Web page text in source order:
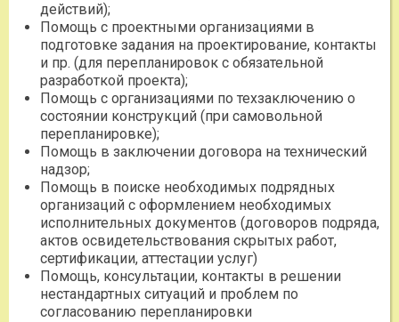
действий);
Помощь с проектными организациями в
подготовке задания на проектирование, контакты
и пр. (для перепланировок с обязательной
разработкой проекта);
Помощь с организациями по техзаключению о
состоянии конструкций (при самовольной
перепланировке);
Помощь в заключении договора на технический
надзор;
Помощь в поиске необходимых подрядных
организаций с оформлением необходимых
исполнительных документов (договоров подряда,
актов освидетельствования скрытых работ,
сертификации, аттестации услуг)
Помощь, консультации, контакты в решении
нестандартных ситуаций и проблем по
согласованию перепланировки